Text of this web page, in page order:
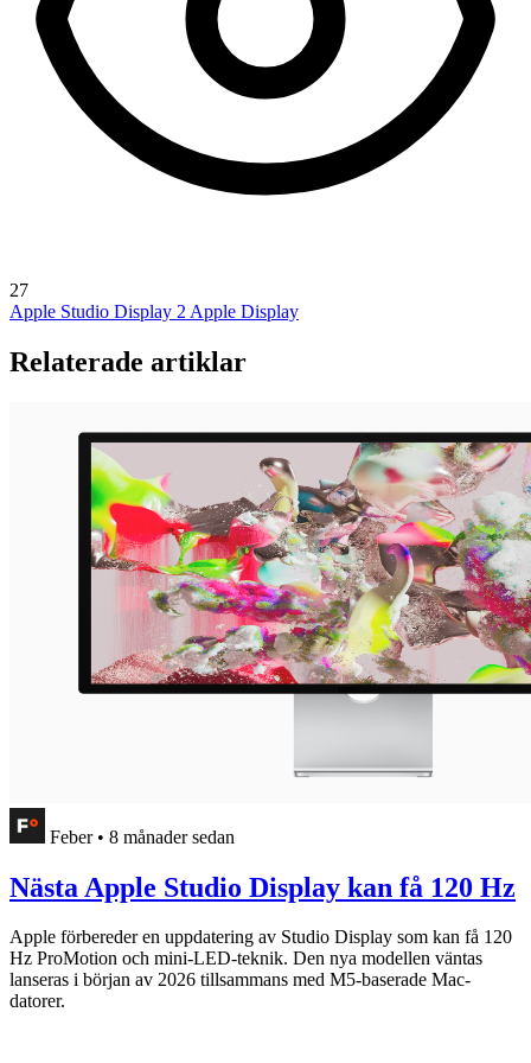
27
Apple Studio Display 2 Apple Display
Relaterade artiklar
Feber • 8 månader sedan
Nästa Apple Studio Display kan få 120 Hz
Apple förbereder en uppdatering av Studio Display som kan få 120
Hz ProMotion och mini-LED-teknik. Den nya modellen väntas
lanseras i början av 2026 tillsammans med M5-baserade Mac-
datorer.